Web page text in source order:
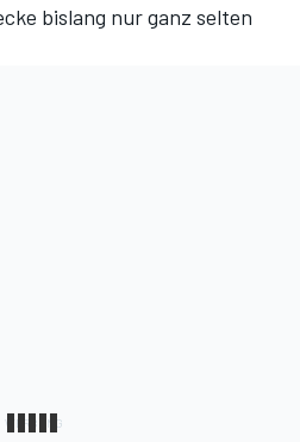
bislang nur ganz selten